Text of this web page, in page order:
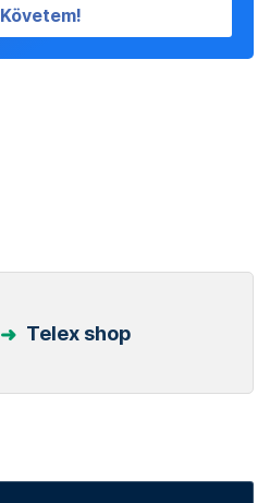
Követem!
Telex shop